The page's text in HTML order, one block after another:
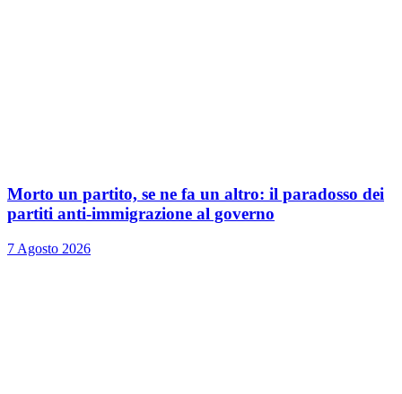
Morto un partito, se ne fa un altro: il paradosso dei
partiti anti-immigrazione al governo
7 Agosto 2026